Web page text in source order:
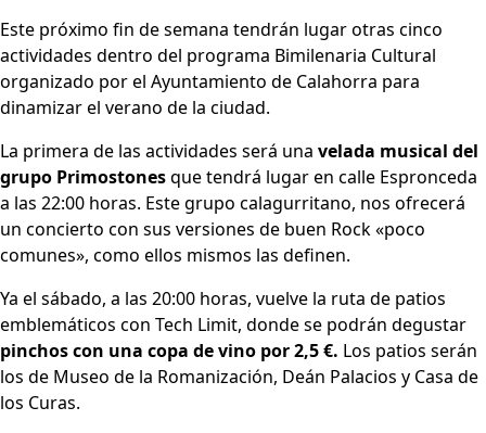
Este próximo fin de semana tendrán lugar otras cinco
actividades dentro del programa Bimilenaria Cultural
organizado por el Ayuntamiento de Calahorra para
dinamizar el verano de la ciudad.
La primera de las actividades será una velada musical del
grupo Primostonesque tendrá lugar en calle Espronceda
a las 22:00 horas. Este grupo calagurritano, nos ofrecerá
un concierto con sus versiones de buen Rock «poco
comunes», como ellos mismos las definen.
Ya el sábado, a las 20:00 horas, vuelve la ruta de patios
emblemáticos con Tech Limit, donde se podrán degustar
pinchos con una copa de vino por 2,5 €. Los patios serán
los de Museo de la Romanización, Deán Palacios y Casa de
los Curas.